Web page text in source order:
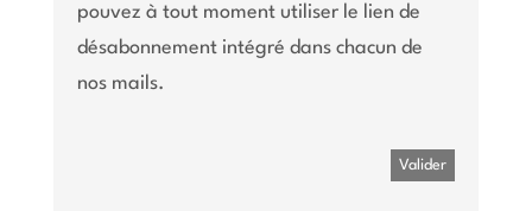
pouvez à tout moment utiliser le lien de
désabonnement intégré dans chacun de
nos mails.